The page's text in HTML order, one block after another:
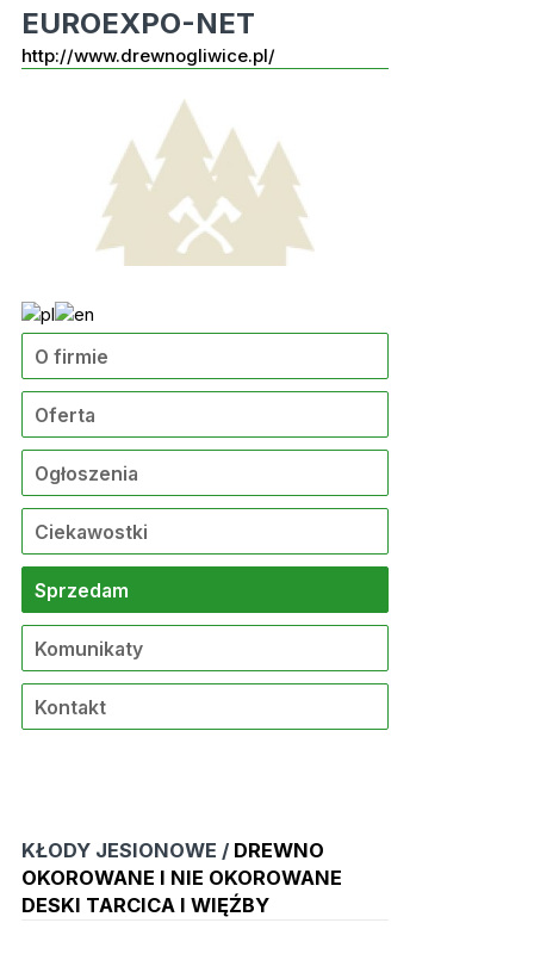
EUROEXPO-NET
http://www.drewnogliwice.pl/
O firmie
Oferta
Ogłoszenia
Ciekawostki
Sprzedam
Komunikaty
Kontakt
KŁODY JESIONOWE / DREWNO
OKOROWANE I NIE OKOROWANE
DESKI TARCICA I WIĘŹBY